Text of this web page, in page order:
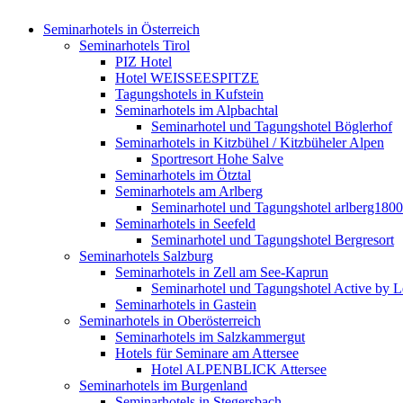
Seminarhotels in Österreich
Seminarhotels Tirol
PIZ Hotel
Hotel WEISSEESPITZE
Tagungshotels in Kufstein
Seminarhotels im Alpbachtal
Seminarhotel und Tagungshotel Böglerhof
Seminarhotels in Kitzbühel / Kitzbüheler Alpen
Sportresort Hohe Salve
Seminarhotels im Ötztal
Seminarhotels am Arlberg
Seminarhotel und Tagungshotel arlberg1800
Seminarhotels in Seefeld
Seminarhotel und Tagungshotel Bergresort
Seminarhotels Salzburg
Seminarhotels in Zell am See-Kaprun
Seminarhotel und Tagungshotel Active by
Seminarhotels in Gastein
Seminarhotels in Oberösterreich
Seminarhotels im Salzkammergut
Hotels für Seminare am Attersee
Hotel ALPENBLICK Attersee
Seminarhotels im Burgenland